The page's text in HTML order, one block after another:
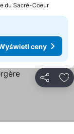
du Sacré-Coeur
ceny